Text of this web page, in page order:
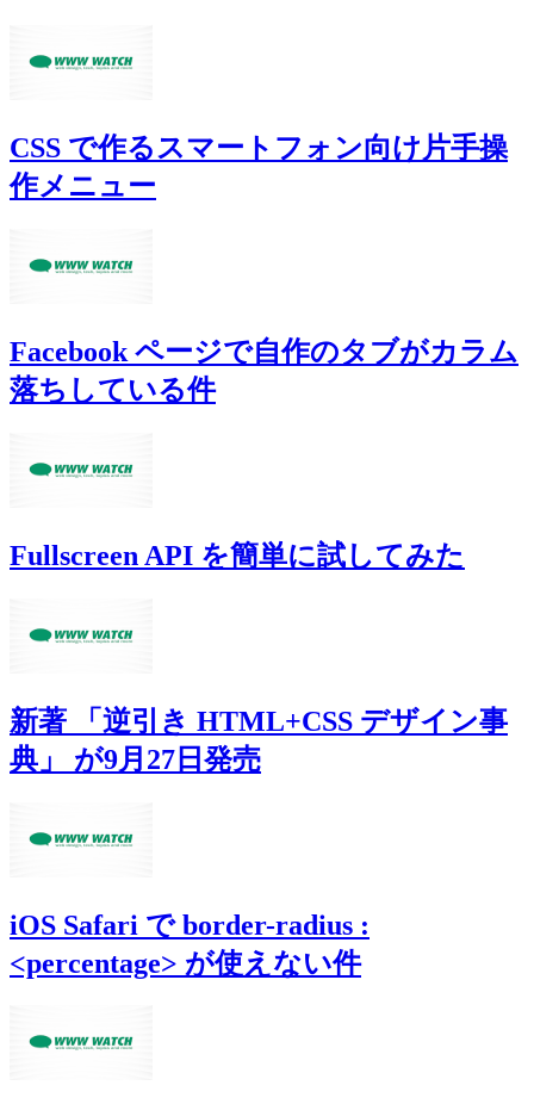
CSS で作るスマートフォン向け片手操
作メニュー
Facebook ページで自作のタブがカラム
落ちしている件
Fullscreen API を簡単に試してみた
新著 「逆引き HTML+CSS デザイン事
典」 が9月27日発売
iOS Safari で border-radius :
<percentage> が使えない件